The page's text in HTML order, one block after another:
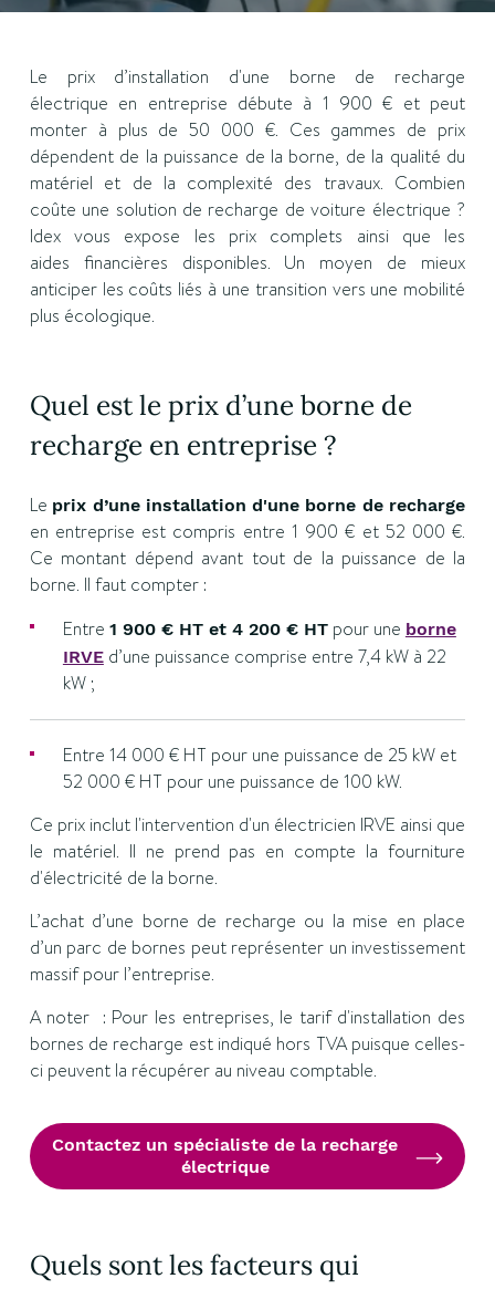
Le prix d’installation d'une borne de recharge
électrique en entreprise débute à 1 900 € et peut
monter à plus de 50 000 €. Ces gammes de prix
dépendent de la puissance de la borne, de la qualité du
matériel et de la complexité des travaux. Combien
coûte une solution de recharge de voiture électrique ?
Idex vous expose les prix complets ainsi que les
aides financières disponibles. Un moyen de mieux
anticiper les coûts liés à une transition vers une mobilité
plus écologique.
Quel est le prix d’une borne de
recharge en entreprise ?
Le prix d’une installation d'une borne de recharge
en entreprise est compris entre 1 900 € et 52 000 €.
Ce montant dépend avant tout de la puissance de la
borne. Il faut compter :
Entre 1 900 € HT et 4 200 € HTpour une borne
IRVEd’une puissance comprise entre 7,4 kW à 22
kW ;
Entre 14 000 € HT pour une puissance de 25 kW et
52 000 € HT pour une puissance de 100 kW.
Ce prix inclut l'intervention d'un électricien IRVE ainsi que
le matériel. Il ne prend pas en compte la fourniture
d'électricité de la borne.
L’achat d’une borne de recharge ou la mise en place
d’un parc de bornes peut représenter un investissement
massif pour l’entreprise.
A noter : Pour les entreprises, le tarif d'installation des
bornes de recharge est indiqué hors TVA puisque celles-
ci peuvent la récupérer au niveau comptable.
Contactez un spécialiste de la recharge
électrique
Quels sont les facteurs qui